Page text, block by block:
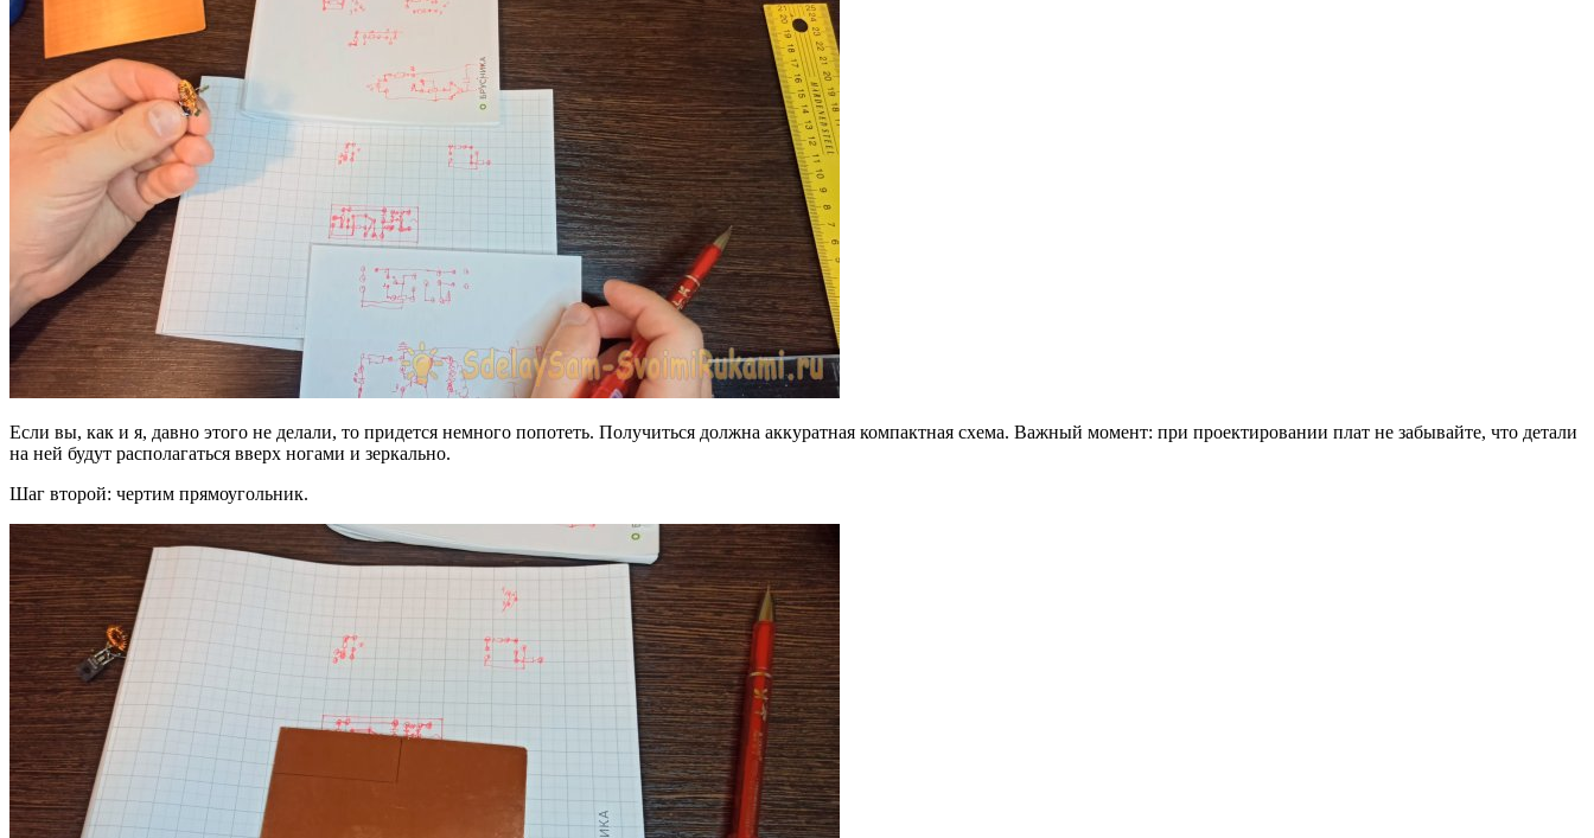
Если вы, как и я, давно этого не делали, то придется немного попотеть. Получиться должна аккуратная компактная схема. Важный момент: при проектировании плат не забывайте, что детали
на ней будут располагаться вверх ногами и зеркально.
Шаг второй: чертим прямоугольник.